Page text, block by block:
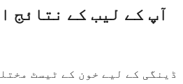
آپ کے لیب کے نتائج
ڈینگی کے لیے خون کے ٹیسٹ